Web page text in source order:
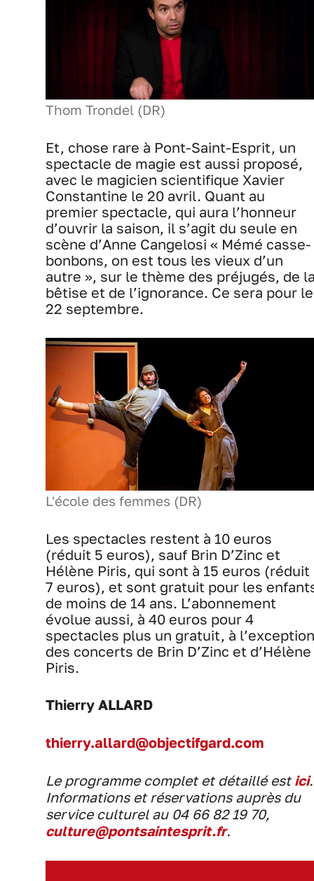
Thom Trondel (DR)
Et, chose rare à Pont-Saint-Esprit, un
spectacle de magie est aussi proposé,
avec le magicien scientifique Xavier
Constantine le 20 avril. Quant au
premier spectacle, qui aura l’honneur
d’ouvrir la saison, il s’agit du seule en
scène d’Anne Cangelosi « Mémé casse-
bonbons, on est tous les vieux d’un
autre », sur le thème des préjugés, de
bêtise et de l’ignorance. Ce sera pour le
22 septembre.
L'école des femmes (DR)
Les spectacles restent à 10 euros
(réduit 5 euros), sauf Brin D’Zinc et
Hélène Piris, qui sont à 15 euros (réduit
7 euros), et sont gratuit pour les
de moins de 14 ans. L’abonnement
évolue aussi, à 40 euros pour 4
spectacles plus un gratuit, à l’exception
des concerts de Brin D’Zinc et d’Hélène
Piris.
Thierry ALLARD
thierry.allard@objectifgard.com
Le programme complet et détaillé estici.
Informations et réservations auprès du
service culturel au 04 66 82 19 70,
culture@pontsaintesprit.fr.